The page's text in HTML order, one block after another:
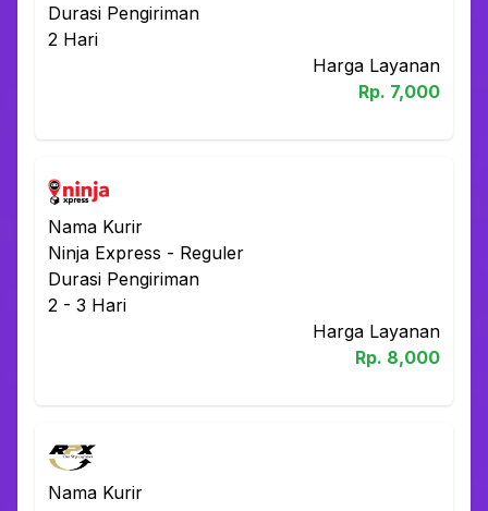
Durasi Pengiriman
2 Hari
Harga Layanan
Rp. 7,000
Nama Kurir
Ninja Express - Reguler
Durasi Pengiriman
2 - 3 Hari
Harga Layanan
Rp. 8,000
Nama Kurir